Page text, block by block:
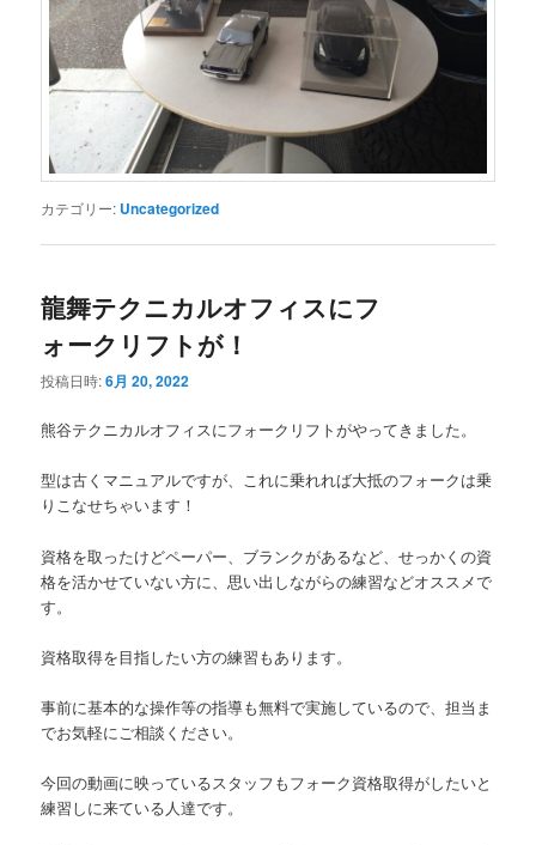
カテゴリー: Uncategorized
龍舞テクニカルオフィスにフ
ォークリフトが！
投稿日時:6月 20, 2022
熊谷テクニカルオフィスにフォークリフトがやってきました。
型は古くマニュアルですが、これに乗れれば大抵のフォークは乗
りこなせちゃいます！
資格を取ったけどペーパー、ブランクがあるなど、せっかくの資
格を活かせていない方に、思い出しながらの練習などオススメで
す。
資格取得を目指したい方の練習もあります。
事前に基本的な操作等の指導も無料で実施しているので、担当ま
でお気軽にご相談ください。
今回の動画に映っているスタッフもフォーク資格取得がしたいと
練習しに来ている人達です。